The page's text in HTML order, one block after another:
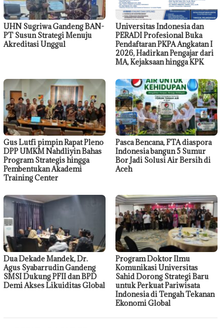
UHN Sugriwa Gandeng BAN-
PT Susun Strategi Menuju
Akreditasi Unggul
Universitas Indonesia dan
PERADI Profesional Buka
Pendaftaran PKPA Angkatan I
2026, Hadirkan Pengajar dari
MA, Kejaksaan hingga KPK
Gus Lutfi pimpin Rapat Pleno
DPP UMKM Nahdliyin Bahas
Program Strategis hingga
Pembentukan Akademi
Training Center
Pasca Bencana, FTA diaspora
Indonesia bangun 5 Sumur
Bor Jadi Solusi Air Bersih di
Aceh
Dua Dekade Mandek, Dr.
Agus Syabarrudin Gandeng
SMSI Dukung PFII dan BPD
Demi Akses Likuiditas Global
Program Doktor Ilmu
Komunikasi Universitas
Sahid Dorong Strategi Baru
untuk Perkuat Pariwisata
Indonesia di Tengah Tekanan
Ekonomi Global